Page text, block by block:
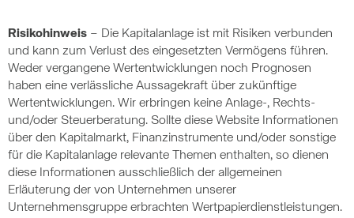
Risikohinweis – Die Kapitalanlage ist mit Risiken verbunden
und kann zum Verlust des eingesetzten Vermögens führen.
Weder vergangene Wertentwicklungen noch Prognosen
haben eine verlässliche Aussagekraft über zukünftige
Wertentwicklungen. Wir erbringen keine Anlage-, Rechts-
und/oder Steuerberatung. Sollte diese Website Informationen
über den Kapitalmarkt, Finanzinstrumente und/oder sonstige
für die Kapitalanlage relevante Themen enthalten, so dienen
diese Informationen ausschließlich der allgemeinen
Erläuterung der von Unternehmen unserer
Unternehmensgruppe erbrachten Wertpapierdienstleistungen.